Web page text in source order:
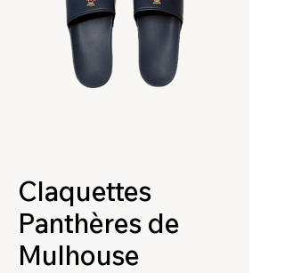
Claquettes
Panthères de
Mulhouse